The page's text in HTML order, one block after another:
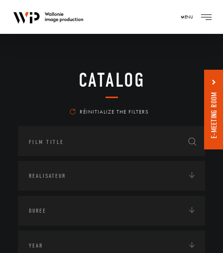
MENU
CATALOG
RÉINITIALIZE THE FILTERS E-MEETING ROOM